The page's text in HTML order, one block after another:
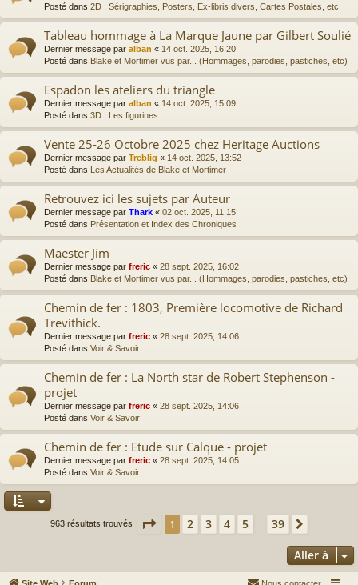
Posté dans 2D : Sérigraphies, Posters, Ex-libris divers, Cartes Postales, etc
Tableau hommage à La Marque Jaune par Gilbert Soulié
Dernier message par alban « 14 oct. 2025, 16:20
Posté dans Blake et Mortimer vus par... (Hommages, parodies, pastiches, etc)
Espadon les ateliers du triangle
Dernier message par alban « 14 oct. 2025, 15:09
Posté dans 3D : Les figurines
Vente 25-26 Octobre 2025 chez Heritage Auctions
Dernier message par Treblig « 14 oct. 2025, 13:52
Posté dans Les Actualités de Blake et Mortimer
Retrouvez ici les sujets par Auteur
Dernier message par Thark « 02 oct. 2025, 11:15
Posté dans Présentation et Index des Chroniques
Maëster Jim
Dernier message par freric « 28 sept. 2025, 16:02
Posté dans Blake et Mortimer vus par... (Hommages, parodies, pastiches, etc)
Chemin de fer : 1803, Première locomotive de Richard
Trevithick.
Dernier message par freric « 28 sept. 2025, 14:06
Posté dans Voir & Savoir
Chemin de fer : La North star de Robert Stephenson -
projet
Dernier message par freric « 28 sept. 2025, 14:06
Posté dans Voir & Savoir
Chemin de fer : Etude sur Calque - projet
Dernier message par freric « 28 sept. 2025, 14:05
Posté dans Voir & Savoir
963 résultats trouvés Page 1 sur 39
1 2 3 4 5 39
Aller à